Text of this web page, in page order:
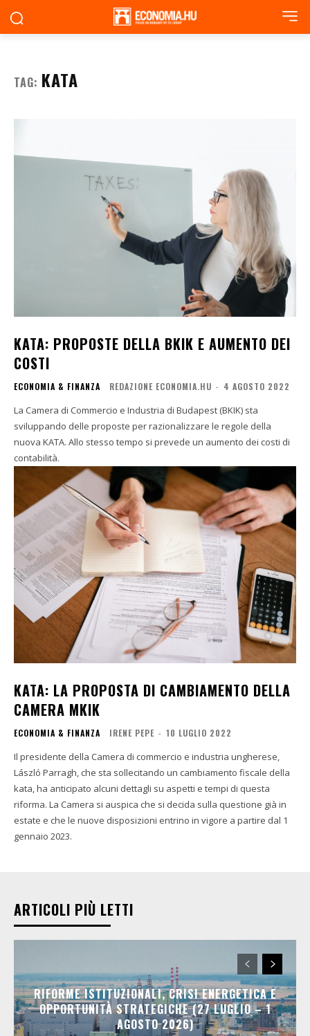
TAG: KATA
KATA: PROPOSTE DELLA BKIK E AUMENTO DEI
COSTI
ECONOMIA & FINANZA REDAZIONE ECONOMIA.HU - 4 AGOSTO 2022
La Camera di Commercio e Industria di Budapest (BKIK) sta
sviluppando delle proposte per razionalizzare le regole della
nuova KATA. Allo stesso tempo si prevede un aumento dei costi di
contabilità.
KATA: LA PROPOSTA DI CAMBIAMENTO DELLA
CAMERA MKIK
ECONOMIA & FINANZA IRENE PEPE - 10 LUGLIO 2022
Il presidente della Camera di commercio e industria ungherese,
László Parragh, che sta sollecitando un cambiamento fiscale della
kata, ha anticipato alcuni dettagli su aspetti e tempi di questa
riforma. La Camera si auspica che si decida sulla questione già in
estate e che le nuove disposizioni entrino in vigore a partire dal 1
gennaio 2023.
ARTICOLI PIÙ LETTI
RIFORME ISTITUZIONALI, CRISI ENERGETICA E
OPPORTUNITÀ STRATEGICHE (27 LUGLIO – 1
AGOSTO 2026)